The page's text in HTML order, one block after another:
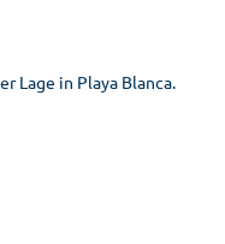
Lage in Playa Blanca.